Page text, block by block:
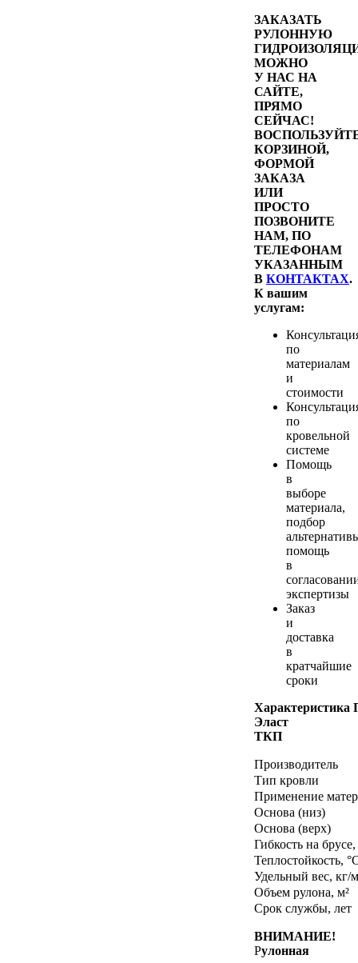
ЗАКАЗАТЬ
РУЛОННУЮ
МОЖНО
У НАС НА
САЙТЕ,
ПРЯМО
СЕЙЧАС!
КОРЗИНОЙ,
ФОРМОЙ
ЗАКАЗА
ИЛИ
ПРОСТО
ПОЗВОНИТЕ
НАМ, ПО
ТЕЛЕФОНАМ
УКАЗАННЫМ
В КОНТАКТАХ.
К вашим
услугам:
по
материалам
и
стоимости
по
кровельной
системе
Помощь
в
выборе
материала,
подбор
помощь
в
экспертизы
Заказ
и
доставка
в
кратчайшие
сроки
Характеристика
Эласт
ТКП
Производитель
Тип кровли
Применение
Основа (низ)
Основа (верх)
Гибкость на
Теплостойкость,
Удельный вес, кг/
Объем рулона, м²
Срок службы, лет
ВНИМАНИЕ!
Рулонная